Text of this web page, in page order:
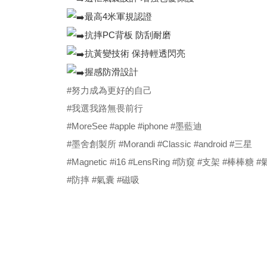
最高4米軍規認證
抗摔PC背板 防刮耐磨
抗黃變技術 保持輕透閃亮
握感防滑設計
#努力成為更好的自己
#我選我路無畏前行
#MoreSee #apple #iphone #墨藍迪
#墨舍創製所 #Morandi #Classic #android #三星
#Magnetic #i16 #LensRing #防窺 #支架 #棒棒糖 #
#防摔 #氣囊 #磁吸